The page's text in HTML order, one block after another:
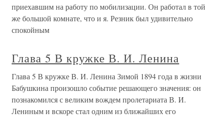
приехавшим на работу по мобилизации. Он работал в той
же большой комнате, что и я. Резник был удивительно
спокойным
Глава 5 В кружке В. И. Ленина
Глава 5 В кружке В. И. Ленина Зимой 1894 года в жизни
Бабушкина произошло событие решающего значения: он
познакомился с великим вождем пролетариата В. И.
Лениным и вскоре стал одним из ближайших его